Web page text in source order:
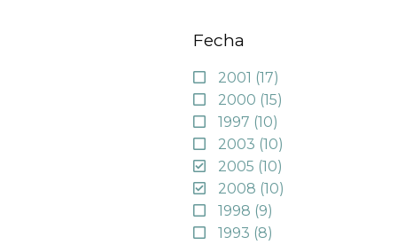
Fecha
2001 (17)
2000 (15)
1997 (10)
2003 (10)
2005 (10)
2008 (10)
1998 (9)
1993 (8)